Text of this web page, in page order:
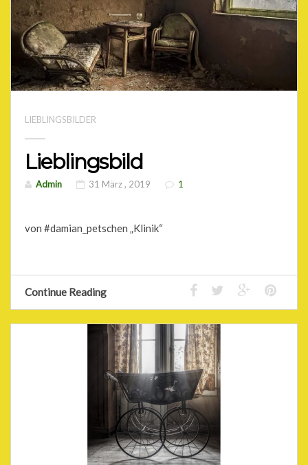
LIEBLINGSBILDER
Lieblingsbild
Admin 31 März , 2019 1
von #damian_petschen „Klinik“
Continue Reading